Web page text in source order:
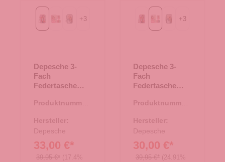
GIRL POWER
JUICYMY BFF
+3
Depesche 3-
Fach
Federtasche
POWER
Produktnummer:
Hersteller:
Depesche
33,00 €*
39,95 €* (17.4%
GIRL POWER
JUICYMY BFF
+3
Depesche 3-
Fach
Federtasche
JUICY
Produktnummer:
Hersteller:
Depesche
30,00 €*
39,95 €* (24.91%